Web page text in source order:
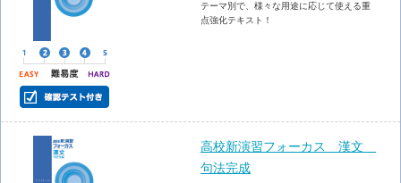
テーマ別で、様々な用途に応じて使える重
点強化テキスト！
高校新演習フォーカス 漢文
句法完成